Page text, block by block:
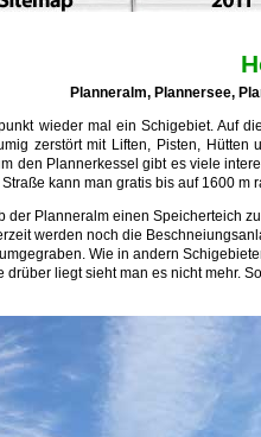
Planneralm, Plannersee,
wieder mal ein Schigebiet. Auf
zerstört mit Liften, Pisten,
den Plannerkessel gibt es viele
kann man gratis bis auf 1600
der Planneralm einen Speicherteich
werden noch die
Wie in andern
drüber liegt sieht man es nicht mehr.